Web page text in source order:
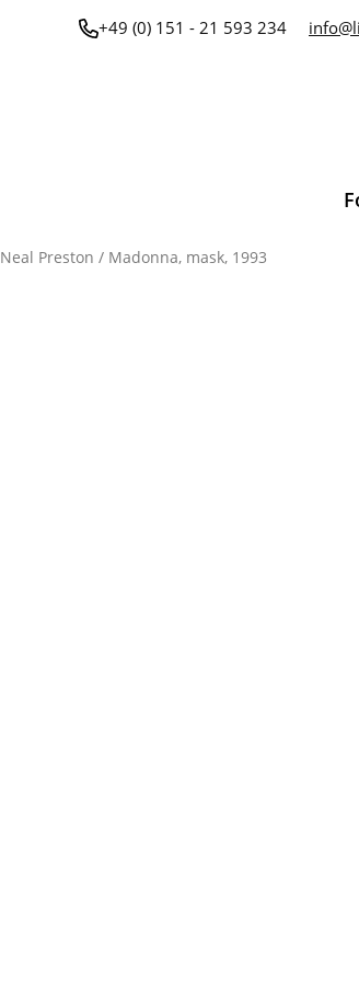
+49 (0) 151 - 21 593 234
Neal Preston / Madonna, mask, 1993